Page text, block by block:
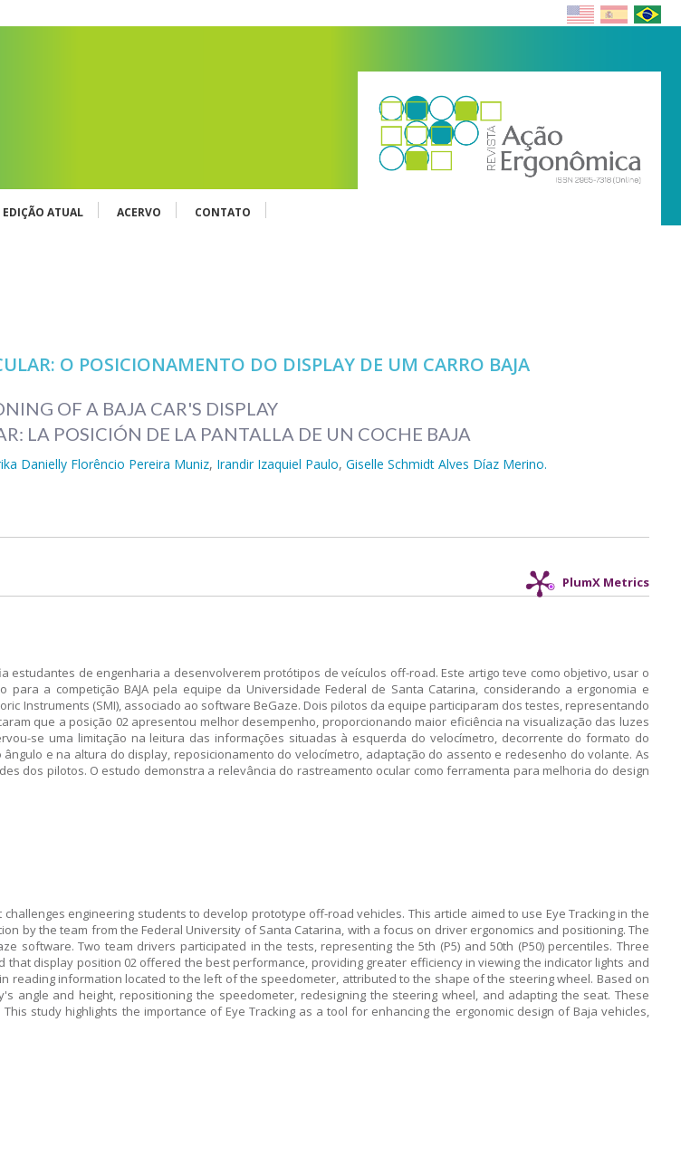
EDIÇÃO ATUAL ACERVO CONTATO
O POSICIONAMENTO DO DISPLAY DE UM CARRO BAJA
OF A BAJA CAR'S DISPLAY
LA POSICIÓN DE LA PANTALLA DE UN COCHE BAJA
Danielly Florêncio Pereira Muniz, Irandir Izaquiel Paulo,Giselle Schmidt Alves Díaz Merino.
PlumX Metrics
estudantes de engenharia a desenvolverem protótipos de veículos off-road. Este artigo teve como objetivo, usar o
a competição BAJA pela equipe da Universidade Federal de Santa Catarina, considerando a ergonomia e
Instruments (SMI), associado ao software BeGaze. Dois pilotos da equipe participaram dos testes, representando
que a posição 02 apresentou melhor desempenho, proporcionando maior eficiência na visualização das luzes
se uma limitação na leitura das informações situadas à esquerda do velocímetro, decorrente do formato do
e na altura do display, reposicionamento do velocímetro, adaptação do assento e redesenho do volante. As
dos pilotos. O estudo demonstra a relevância do rastreamento ocular como ferramenta para melhoria do design
challenges engineering students to develop prototype off-road vehicles. This article aimed to use Eye Tracking in the
by the team from the Federal University of Santa Catarina, with a focus on driver ergonomics and positioning. The
software. Two team drivers participated in the tests, representing the 5th (P5) and 50th (P50) percentiles. Three
display position 02 offered the best performance, providing greater efficiency in viewing the indicator lights and
information located to the left of the speedometer, attributed to the shape of the steering wheel. Based on
angle and height, repositioning the speedometer, redesigning the steering wheel, and adapting the seat. These
study highlights the importance of Eye Tracking as a tool for enhancing the ergonomic design of Baja vehicles,